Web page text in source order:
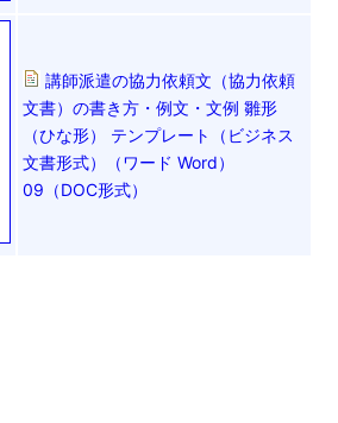
講師派遣の協力依頼文（協力依頼
文書）の書き方・例文・文例 雛形
（ひな形） テンプレート（ビジネス
文書形式）（ワード Word）
09（DOC形式）